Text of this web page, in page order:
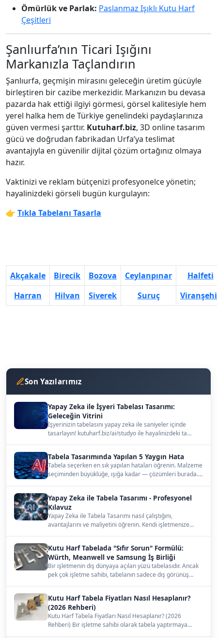
Ömürlük ve Parlak: Paslanmaz Işıklı Kutu Harf
Çeşitleri
Şanlıurfa’nın Ticari Işığını
Markanızla Taçlandırın
Şanlıurfa, geçmişin mirasını geleceğin üretim gücüyle
birleştiren bir cazibe merkezidir. Markanızın bu devasa
pazarda hak ettiği ilgiyi görmesi, görsel kalitesiyle hem
yerel halka hem de Türkiye genelindeki paydaşlarınıza
güven vermesi şarttır. Kutuharf.biz, 3D online tasarım
gücü ve doğrudan fabrikadan Urfa’ya teslimat
avantajıyla en güvenilir dijital çözüm ortağınız olmaya
hazır.
Vaktinizi ve reklam bütçenizi profesyonelce yönetin;
hayalinizdeki görseli bugün kurgulayın:
👉 Tıkla Tabelanı Tasarla
Akçakale Birecik Bozova Ceylanpınar
Halfeti
Harran
Hilvan Siverek Suruç
Son Yazılarımız
Yapay Zeka ile İşyeri Tabelası Tasarımı:
Geleceğin Vitrini
İşyerinizin tabelasını yapay zeka ile saniyeler içinde
tasarlayın! kutuharf.biz/ai/studyo ile hayalinizdeki ta…
Tabela Tasarımında Yapılan 5 Yaygın Hata
Tabela seçerken en sık yapılan hataları öğrenin. Malzeme
seçiminden büyüklüğe, ışığa kadar — çözümleri burada.…
Yapay Zeka ile Tabela Tasarımı - Profesyonel
Kılavuz
Yapay Zeka ile Tabela Tasarımı nasıl çalıştığını,
avantajlarını ve maliyetini öğrenin. Kendi işletmenize
Kutu Harf Tabelada "Sıfır Sorun" Formülü:
Würth, Meanwell ve Samsung İş Birliği
Bir işletmenin dış dünyaya açılan yüzü tabelasıdır. Ancak
pek çok işletme sahibi, tabelanın sadece dış görünüş…
Kutu Harf Tabela Fiyatları Nasıl Hesaplanır?
(2026 Rehberi)
Kutu Harf Tabela Fiyatları Nasıl Hesaplanır? (2026
Rehberi) Bir işletme sahibi olarak tabela yaptırmaya